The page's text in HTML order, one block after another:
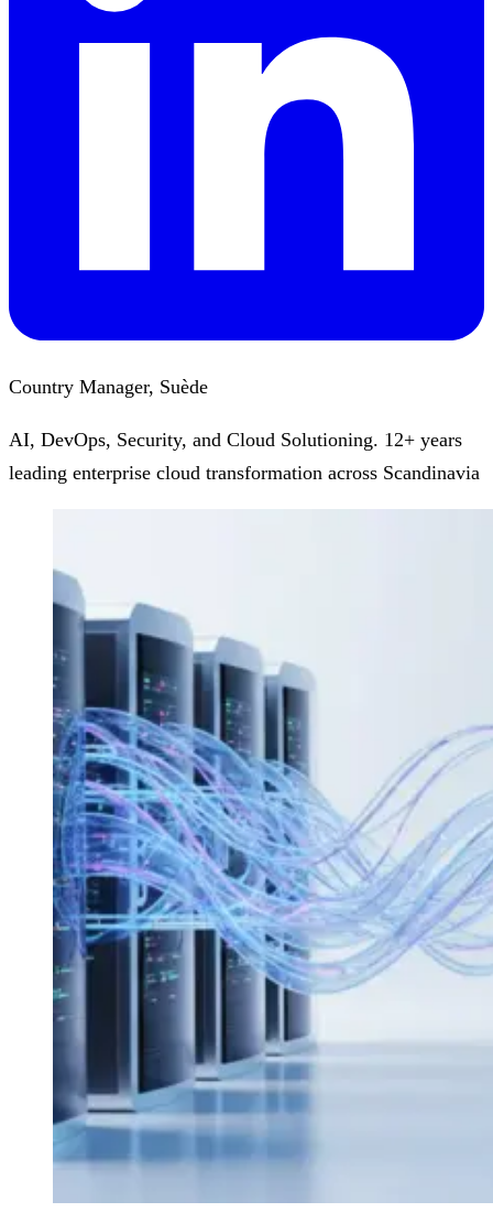
Country Manager, Suède
AI, DevOps, Security, and Cloud Solutioning. 12+ years
leading enterprise cloud transformation across Scandinavia